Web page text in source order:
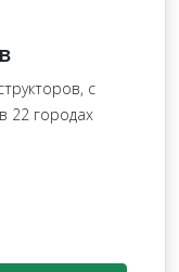
с
22 городах